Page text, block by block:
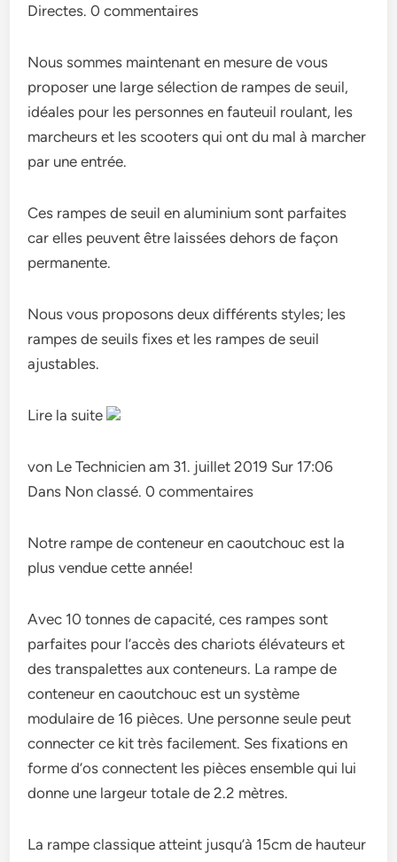
Directes. 0 commentaires
Nous sommes maintenant en mesure de vous
proposer une large sélection de rampes de seuil,
idéales pour les personnes en fauteuil roulant, les
marcheurs et les scooters qui ont du mal à marcher
par une entrée.
Ces rampes de seuil en aluminium sont parfaites
car elles peuvent être laissées dehors de façon
permanente.
Nous vous proposons deux différents styles; les
rampes de seuils fixes et les rampes de seuil
ajustables.
Lire la suite
von Le Technicien am 31. juillet 2019 Sur 17:06
Dans Non classé. 0 commentaires
Notre rampe de conteneur en caoutchouc est la
plus vendue cette année!
Avec 10 tonnes de capacité, ces rampes sont
parfaites pour l’accès des chariots élévateurs et
des transpalettes aux conteneurs. La rampe de
conteneur en caoutchouc est un système
modulaire de 16 pièces. Une personne seule peut
connecter ce kit très facilement. Ses fixations en
forme d’os connectent les pièces ensemble qui lui
donne une largeur totale de 2.2 mètres.
La rampe classique atteint jusqu’à 15cm de hauteur